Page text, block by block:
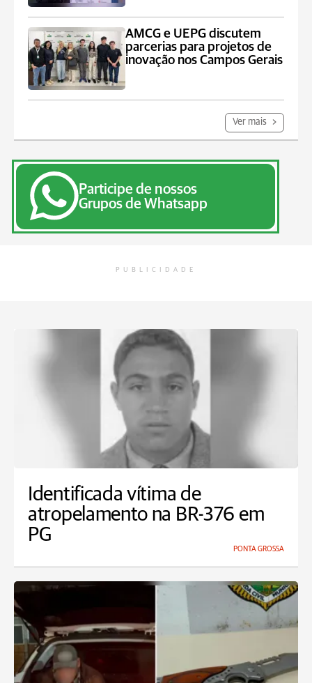
AMCG e UEPG discutem
parcerias para projetos de
inovação nos Campos Gerais
Ver mais
Participe de nossos
Grupos de Whatsapp
PUBLICIDADE
Identificada vítima de
atropelamento na BR-376 em
PG
PONTA GROSSA